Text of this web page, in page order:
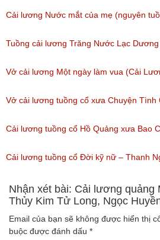
(Lượt nghe: 505)
Tuồng Cổ
(Lượt nghe: 243)
Cải lương Nước mắt của mẹ (nguyên
Tuồng cải lương Trăng Nước Lạc
Vở cải lương Một ngày làm vua (Cải
Xưa)
(Lượt nghe: 216)
Vở cải lương tuồng cổ xưa Chuyện Tình
146)
Cải lương tuồng cổ Hồ Quảng xưa Bao
Sinh
(Lượt nghe: 229)
Cải lương tuồng cổ Đời kỹ nữ – Thanh
Cải Lương Hồ Quảng
(Lượt nghe: 157)
Nhận xét bài: Cải lương quảng
Thủy Kim Tử Long, Ngọc
Email của bạn sẽ không được hiển thị
buộc được đánh dấu *